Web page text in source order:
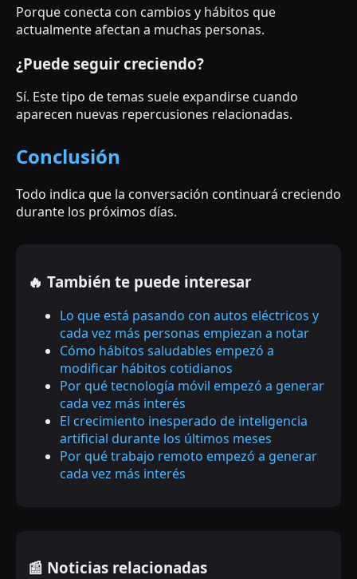
Porque conecta con cambios y hábitos que
actualmente afectan a muchas personas.
¿Puede seguir creciendo?
Sí. Este tipo de temas suele expandirse cuando
aparecen nuevas repercusiones relacionadas.
Conclusión
Todo indica que la conversación continuará creciendo
durante los próximos días.
🔥 También te puede interesar
Lo que está pasando con autos eléctricos y
cada vez más personas empiezan a notar
Cómo hábitos saludables empezó a
modificar hábitos cotidianos
Por qué tecnología móvil empezó a generar
cada vez más interés
El crecimiento inesperado de inteligencia
artificial durante los últimos meses
Por qué trabajo remoto empezó a generar
cada vez más interés
📰 Noticias relacionadas